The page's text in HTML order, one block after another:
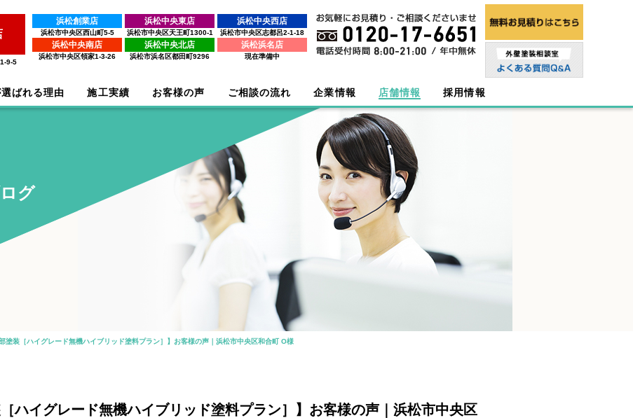
9-5
浜松創業店
浜松市中央区西山町5-5
浜松中央東店
浜松市中央区天王町1300-1
浜松中央西店
浜松市中央区志都呂2-1-18
浜松中央南店
浜松市中央区領家1-3-26
浜松中央北店
浜松市浜名区都田町9296
浜松浜名店
現在準備中
ばれる理由 施工実績 お客様の声 ご相談の流れ 企業情報 店舗情報 採用情報
グ
塗装［ハイグレード無機ハイブリッド塗料プラン］】お客様の声｜浜松市中央区和合町 O様
［ハイグレード無機ハイブリッド塗料プラン］】お客様の声｜浜松市中央区